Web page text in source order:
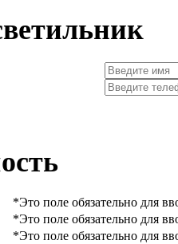
*Это поле обязательно для
*Это поле обязательно для
*Это поле обязательно для